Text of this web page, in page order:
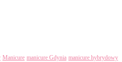
Manicure manicure Gdynia manicure hybrydowy